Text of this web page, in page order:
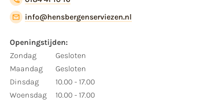
info@hensbergenserviezen.nl
Openingstijden:
Zondag
Maandag
Dinsdag
Woensdag
Gesloten
Gesloten
10.00 - 17.00
10.00 - 17.00